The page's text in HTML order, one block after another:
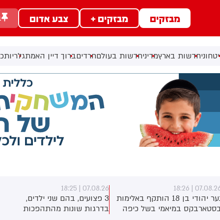
מבזקים מבזקים + צבע אדום
חדשות בארץמדיניחדשות בעולםחרדיםברוך דיין האמתגלריות
07.08.26 |
3 פצועים, בהם שני ילדים,
שונות מהתהפכות
07.08.26 | 18:24
תיאוריות קונספירציה אנטישמיות
המאשימות יהודים בשריפות